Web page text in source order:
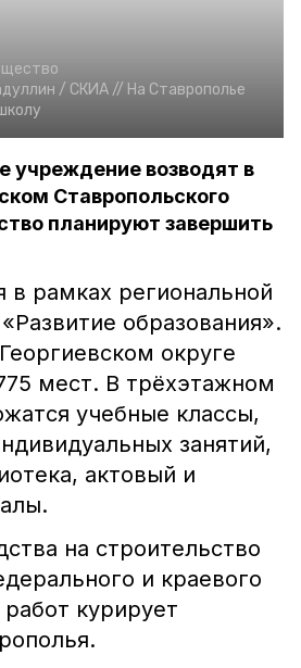
/ СКИА // На Ставрополье
учреждение возводят в
Ставропольского
планируют завершить
в рамках региональной
образования».
округе
мест. В трёхэтажном
учебные классы,
занятий,
актовый и
на строительство
и краевого
курирует